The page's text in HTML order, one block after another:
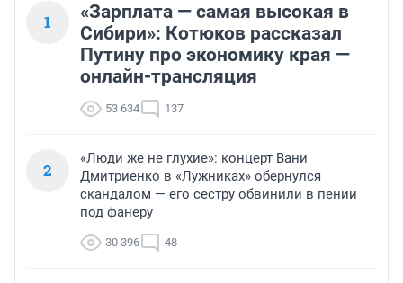
1
«Зарплата — самая высокая в
Сибири»: Котюков рассказал
Путину про экономику края —
онлайн-трансляция
53 634 137
2
«Люди же не глухие»: концерт Вани
Дмитриенко в «Лужниках» обернулся
скандалом — его сестру обвинили в пении
под фанеру
30 396 48